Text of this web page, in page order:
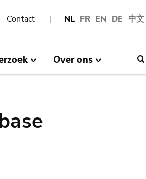
NL FR EN DE 中文
Contact
Over ons